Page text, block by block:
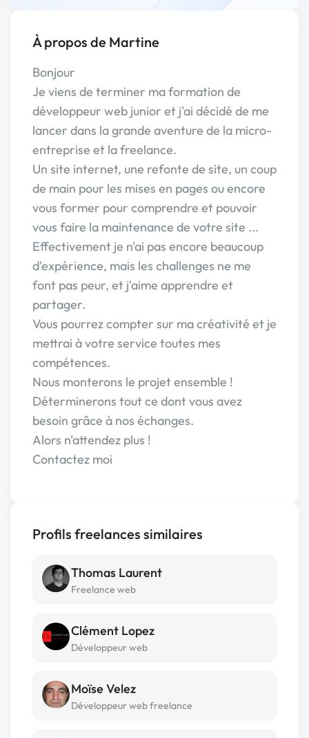
À propos de Martine
Bonjour
Je viens de terminer ma formation de
développeur web junior et j'ai décidé de me
lancer dans la grande aventure de la micro-
entreprise et la freelance.
Un site internet, une refonte de site, un coup
de main pour les mises en pages ou encore
vous former pour comprendre et pouvoir
vous faire la maintenance de votre site ...
Effectivement je n'ai pas encore beaucoup
d'expérience, mais les challenges ne me
font pas peur, et j'aime apprendre et
partager.
Vous pourrez compter sur ma créativité et je
mettrai à votre service toutes mes
compétences.
Nous monterons le projet ensemble !
Déterminerons tout ce dont vous avez
besoin grâce à nos échanges.
Alors n'attendez plus !
Contactez moi
Profils freelances similaires
Thomas Laurent
Freelance web
Clément Lopez
Développeur web
Moïse Velez
Développeur web freelance